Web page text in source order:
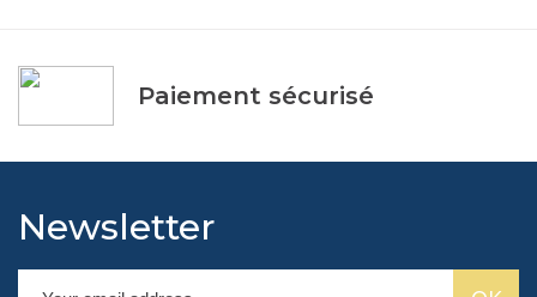
Paiement sécurisé
Newsletter